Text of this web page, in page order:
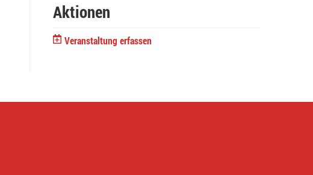
Aktionen
Veranstaltung erfassen